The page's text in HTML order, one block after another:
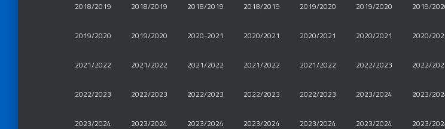
2018/2019 2018/2019 2018/2019 2018/2019 2019/2020 2019/2020 2019/
2019/2020 2019/2020 2020-2021 2020/2021 2020/2021 2020/2021 2020/
2021/2022 2021/2022 2021/2022 2021/2022 2021/2022 2022/2023 2022/
2022/2023 2022/2023 2022/2023 2022/2023 2022/2023 2023/2024 2023/
2023/2024 2023/2024 2023/2024 2023/2024 2023/2024 2023/2024 2023/